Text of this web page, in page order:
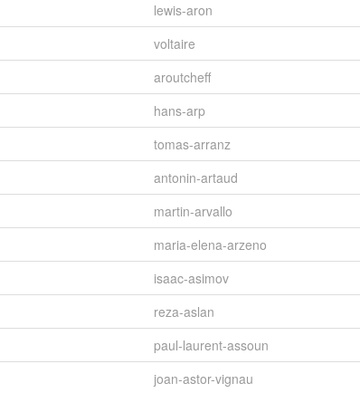
lewis-aron
voltaire
aroutcheff
hans-arp
tomas-arranz
antonin-artaud
martin-arvallo
maria-elena-arzeno
isaac-asimov
reza-aslan
paul-laurent-assoun
joan-astor-vignau